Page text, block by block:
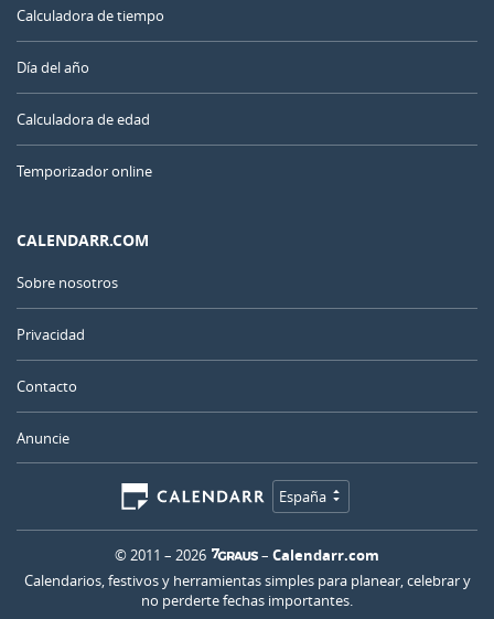
Calculadora de tiempo
Día del año
Calculadora de edad
Temporizador online
CALENDARR.COM
Sobre nosotros
Privacidad
Contacto
Anuncie
España
© 2011 – 2026 – Calendarr.com
Calendarios, festivos y herramientas simples para planear, celebrar y
no perderte fechas importantes.